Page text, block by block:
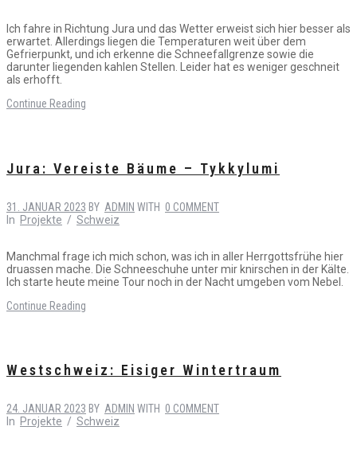
Ich fahre in Richtung Jura und das Wetter erweist sich hier besser als
erwartet. Allerdings liegen die Temperaturen weit über dem
Gefrierpunkt, und ich erkenne die Schneefallgrenze sowie die
darunter liegenden kahlen Stellen. Leider hat es weniger geschneit
als erhofft.
Continue Reading
Jura: Vereiste Bäume – Tykkylumi
31. JANUAR 2023 BY ADMIN WITH 0 COMMENT
In Projekte / Schweiz
Manchmal frage ich mich schon, was ich in aller Herrgottsfrühe hier
druassen mache. Die Schneeschuhe unter mir knirschen in der Kälte.
Ich starte heute meine Tour noch in der Nacht umgeben vom Nebel.
Continue Reading
Westschweiz: Eisiger Wintertraum
24. JANUAR 2023 BY ADMIN WITH 0 COMMENT
In Projekte / Schweiz